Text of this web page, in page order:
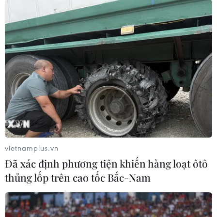
vietnamplus.vn
Đã xác định phương tiện khiến hàng loạt ôtô
thủng lốp trên cao tốc Bắc-Nam